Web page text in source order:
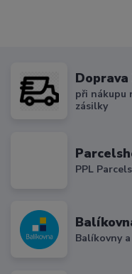
Doprava
při nákupu
zásilky
PPL
Balíkovny